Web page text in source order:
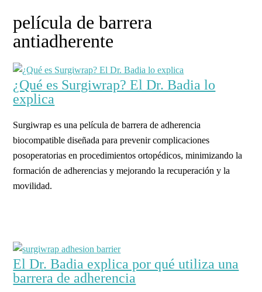
película de barrera
antiadherente
¿Qué es Surgiwrap? El Dr. Badia lo
explica
Surgiwrap es una película de barrera de adherencia
biocompatible diseñada para prevenir complicaciones
posoperatorias en procedimientos ortopédicos, minimizando la
formación de adherencias y mejorando la recuperación y la
movilidad.
El Dr. Badia explica por qué utiliza una
barrera de adherencia